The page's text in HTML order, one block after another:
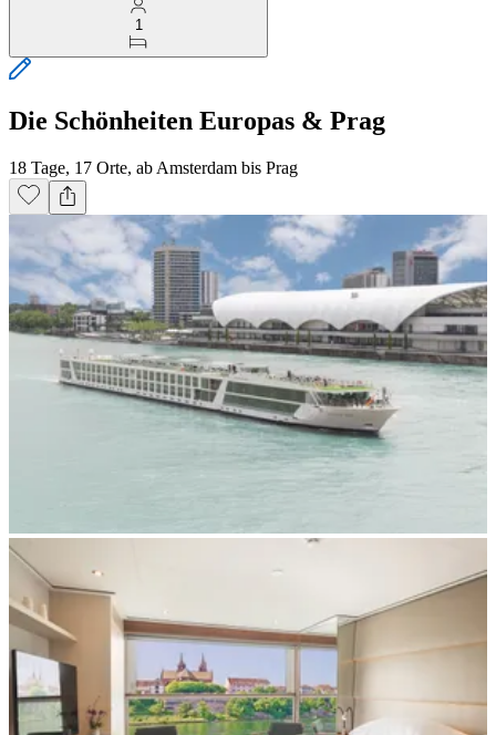
1
Die Schönheiten Europas & Prag
18 Tage, 17 Orte, ab Amsterdam bis Prag